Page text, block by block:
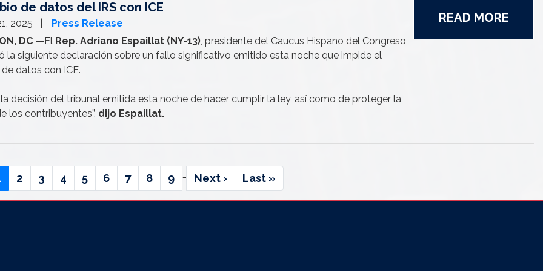
de datos del IRS con ICE
2025
Press Release
DC —El Rep. Adriano Espaillat (NY-13) , presidente del Caucus Hispano del Congreso
la siguiente declaración sobre un fallo significativo emitido esta noche que impide el
datos con ICE.
decisión del tribunal emitida esta noche de hacer cumplir la ley, así como de proteger la
los contribuyentes”, dijo Espaillat.
READ MORE
Page
2 Page
3 Page
4 Page
5 Page
6 Page
7 Page
8 Page
9 …
Next
page
Next ›
Last
page
Last »